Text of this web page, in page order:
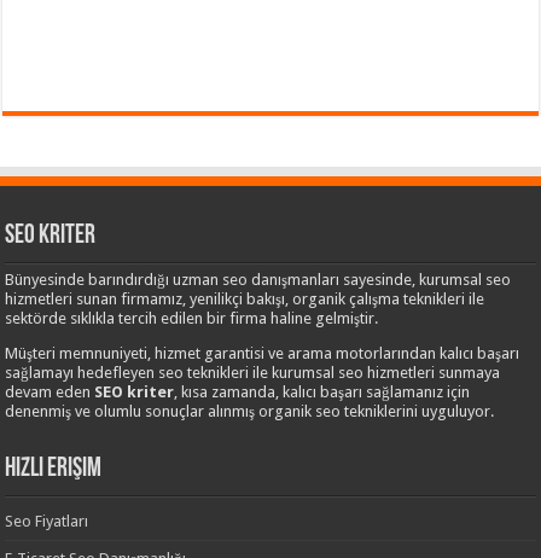
Seo Kriter
Bünyesinde barındırdığı uzman seo danışmanları sayesinde, kurumsal seo
hizmetleri sunan firmamız, yenilikçi bakışı, organik çalışma teknikleri ile
sektörde sıklıkla tercih edilen bir firma haline gelmiştir.
Müşteri memnuniyeti, hizmet garantisi ve arama motorlarından kalıcı başarı
sağlamayı hedefleyen seo teknikleri ile kurumsal seo hizmetleri sunmaya
devam eden SEO kriter , kısa zamanda, kalıcı başarı sağlamanız için
denenmiş ve olumlu sonuçlar alınmış organik seo tekniklerini uyguluyor.
Hızlı Erişim
Seo Fiyatları